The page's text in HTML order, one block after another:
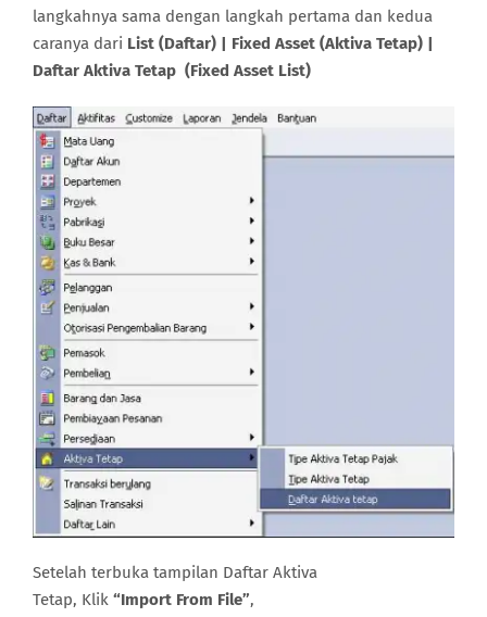
langkahnya sama dengan langkah pertama dan kedua
caranya dari List (Daftar) | Fixed Asset (Aktiva Tetap) |
Daftar Aktiva Tetap (Fixed Asset List)
Setelah terbuka tampilan Daftar Aktiva
Tetap, Klik “Import From File”,